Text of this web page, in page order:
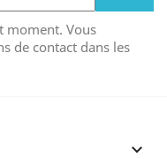
moment. Vous
de contact dans les
